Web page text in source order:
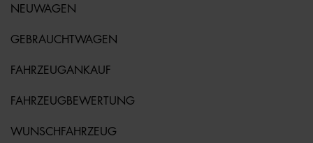
NEUWAGEN
GEBRAUCHTWAGEN
FAHRZEUGANKAUF
FAHRZEUGBEWERTUNG
WUNSCHFAHRZEUG